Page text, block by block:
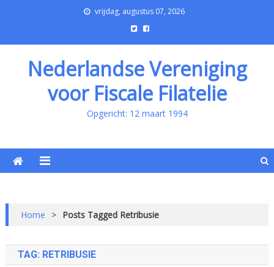
vrijdag, augustus 07, 2026
Nederlandse Vereniging
voor Fiscale Filatelie
Opgericht: 12 maart 1994
Home > Posts Tagged Retribusie
TAG: RETRIBUSIE